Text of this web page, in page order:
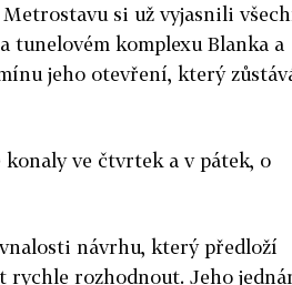
si už vyjasnili
tunelovém komplexu Blanka a
jeho otevření, který
ve čtvrtek a v pátek, o
návrhu, který předloží
rychle rozhodnout. Jeho